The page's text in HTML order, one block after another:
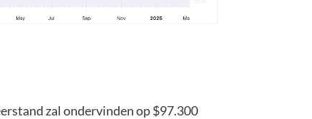
zal ondervinden op $97.300